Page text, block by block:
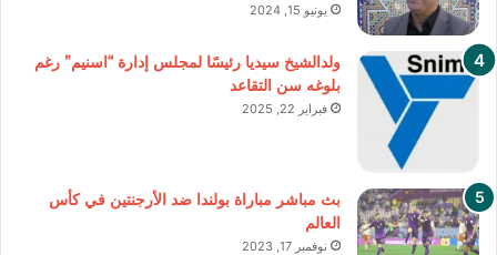
يونيو 15, 2024
ولدالشيخ سيديا رئيسًا لمجلس إدارة “اسنيم” رغم
بلوغه سن التقاعد
فبراير 22, 2025
بث مباشر مباراة بولندا ضد الأرجنتين في كأس
العالم
نوفمبر 17, 2023